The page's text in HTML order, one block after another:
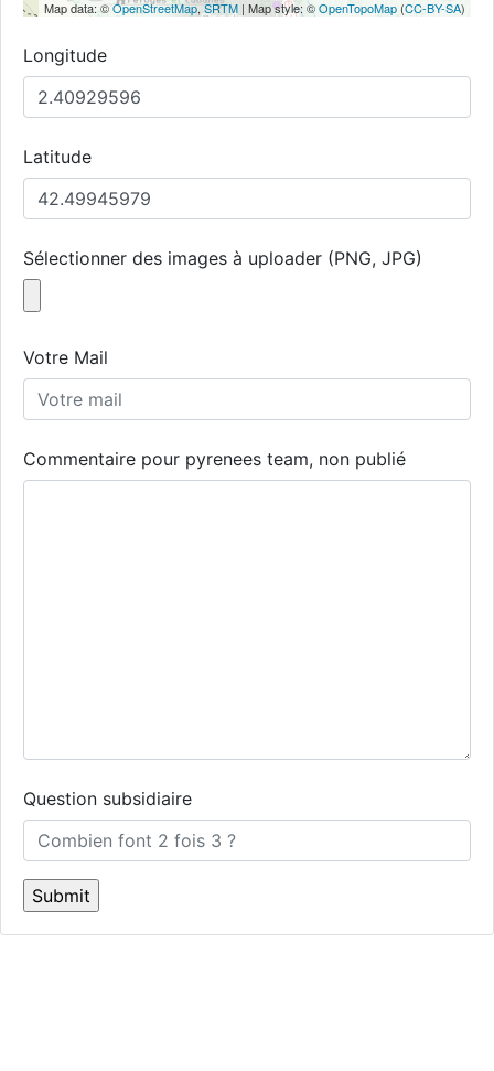
Map data: ©OpenStreetMap,SRTM | Map style: ©OpenTopoMap(CC-BY-SA)
Longitude
Latitude
Sélectionner des images à uploader (PNG, JPG)
Votre Mail
Commentaire pour pyrenees team, non publié
Question subsidiaire